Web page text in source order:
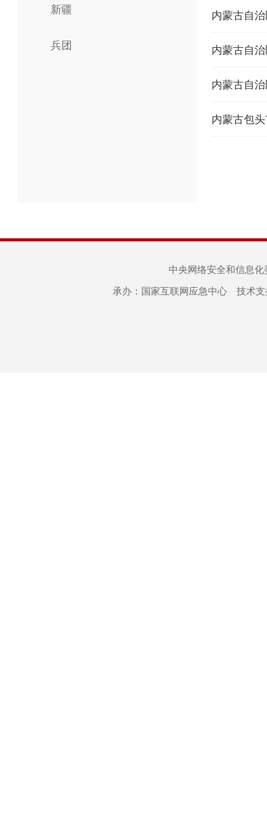
新疆
兵团
内蒙古自
内蒙古自
内蒙古自
内蒙古包
中央网络安全和信息
承办：国家互联网应急中心 技术